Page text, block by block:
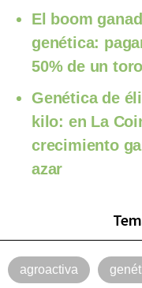
El boom
genética:
50% de un
Genética de
kilo: en La
crecimiento
azar
agroactiva